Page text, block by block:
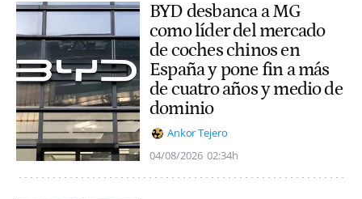
BYD desbanca a MG
como líder del mercado
de coches chinos en
España y pone fin a más
de cuatro años y medio de
dominio
Ankor Tejero
04/08/2026 02:34h